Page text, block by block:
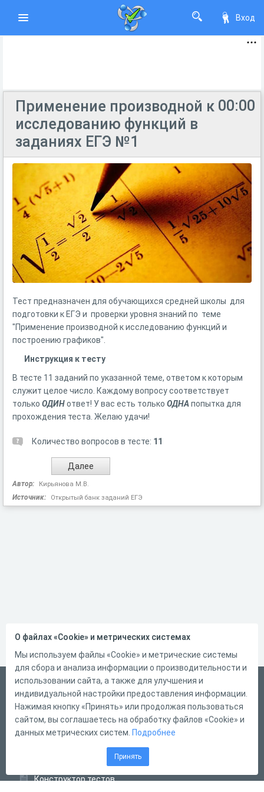
Вход
00:00
Применение производной к
исследованию функций в
заданиях ЕГЭ №1
Тест предназначен для обучающихся средней школы для
подготовки к ЕГЭ и проверки уровня знаний по теме
"Применение производной к исследованию функций и
построению графиков".
Инструкция к тесту
В тесте 11 заданий по указанной теме, ответом к которым
служит целое число. Каждому вопросу соответствует
только ОДИНответ! У вас есть только ОДНА попытка для
прохождения теста. Желаю удачи!
Количество вопросов в тесте: 11
Автор: Кирьянова М.В.
Источник: Открытый банк заданий ЕГЭ
Русский
Справка
Форма обратной связи
Конструктор тестов
О файлах «Cookie» и метрических системах
Мы используем файлы «Cookie» и метрические системы
для сбора и анализа информации о производительности и
использовании сайта, а также для улучшения и
индивидуальной настройки предоставления информации.
Нажимая кнопку «Принять» или продолжая пользоваться
сайтом, вы соглашаетесь на обработку файлов «Cookie» и
данных метрических систем. Подробнее
Принять